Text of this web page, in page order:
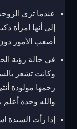
عندما ترى
إلى أنها امرأة
أصعب الأمور
في حالة رؤية
وكانت تشعر
رحمها مولودة
والله وحدة أعلم
إذا رأت السيدة